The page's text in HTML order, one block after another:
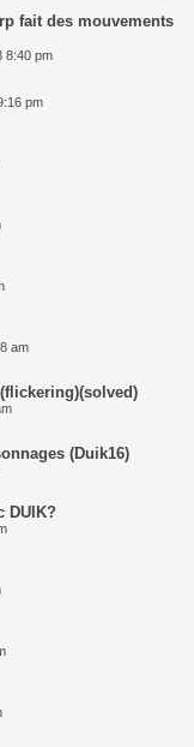
fait des mouvements
8:40 pm
pm
am
(Duik16)
DUIK?